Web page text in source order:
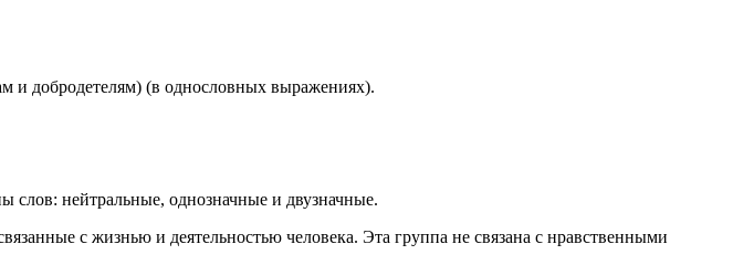
и добродетелям) (в однословных выражениях).
слов: нейтральные, однозначные и двузначные.
с жизнью и деятельностью человека. Эта группа не связана с нравственными